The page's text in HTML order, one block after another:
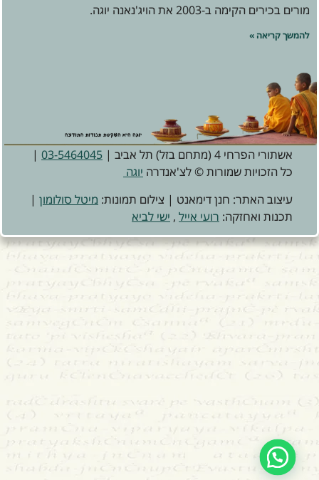
מורים בכירים הקימה ב-2003 את הויג'נאנה יוגה.
להמשך קריאה »
אשתורי הפרחי 4 (מתחם בזל) תל אביב | 03-5464045
|
כל הזכויות שמורות © לצ'אנדרה יוגה
עיצוב האתר: חנן דימאנט | צילום תמונות: מיטל סולומון |
תכנות ואחזקה: רועי אייל , ישי לביא